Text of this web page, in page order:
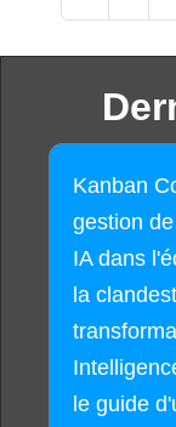
Kanban
gestion
IA dans
la
le guide